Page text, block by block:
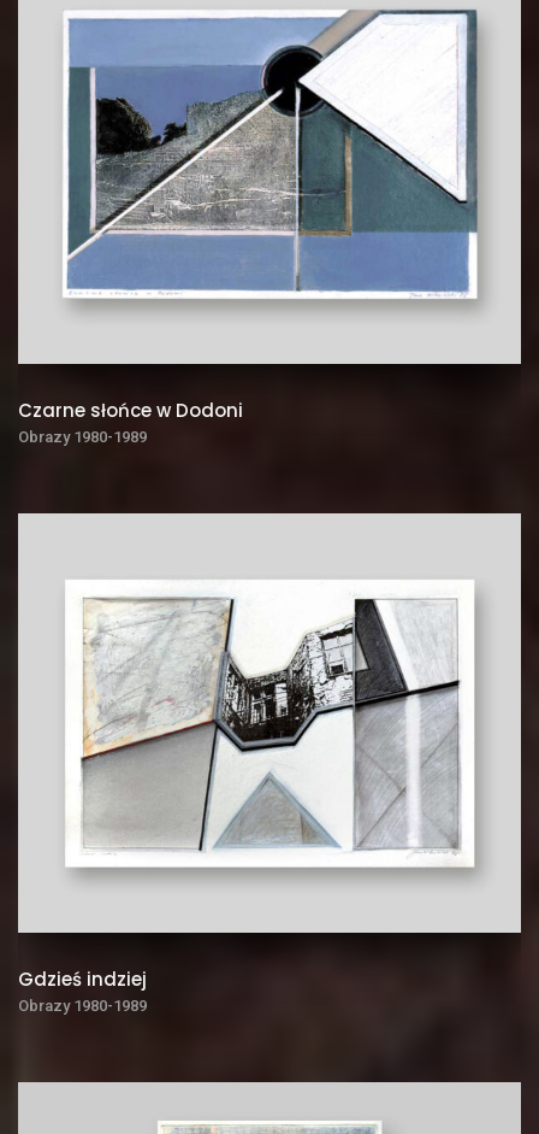
Czarne słońce w Dodoni
Obrazy 1980-1989
Gdzieś indziej
Obrazy 1980-1989